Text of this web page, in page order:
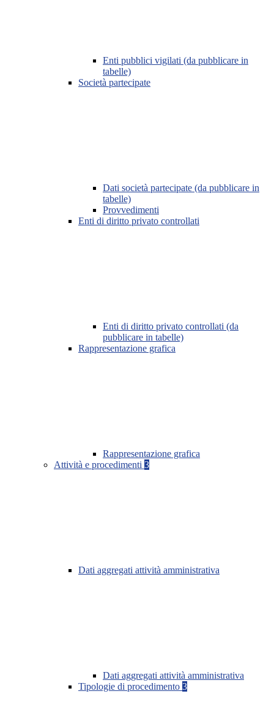
Enti pubblici vigilati (da pubblicare in
tabelle)
Società partecipate
Dati società partecipate (da pubblicare in
tabelle)
Provvedimenti
Enti di diritto privato controllati
Enti di diritto privato controllati (da
pubblicare in tabelle)
Rappresentazione grafica
Rappresentazione grafica
Attività e procedimenti 3
Dati aggregati attività amministrativa
Dati aggregati attività amministrativa
Tipologie di procedimento 3